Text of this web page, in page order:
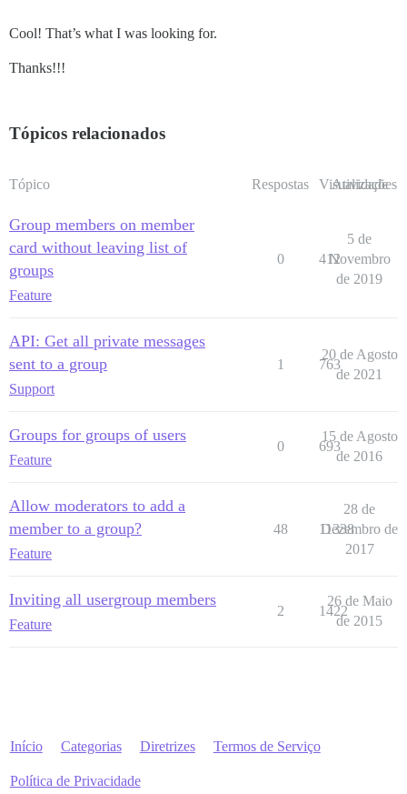
Cool! That’s what I was looking for.
Thanks!!!
Tópicos relacionados
Tópico Respostas Visualizações
Atividade
Group members on member
card without leaving list of
groups
Feature
0 412
5 de
Novembro
de 2019
API: Get all private messages
sent to a group
Support
1 763
20 de Agosto
de 2021
Groups for groups of users
Feature
0 693
15 de Agosto
de 2016
Allow moderators to add a
member to a group?
Feature
48 11338
28 de
Dezembro de
2017
Inviting all usergroup members
Feature
2 1422
26 de Maio
de 2015
Início Categorias Diretrizes Termos de Serviço
Política de Privacidade